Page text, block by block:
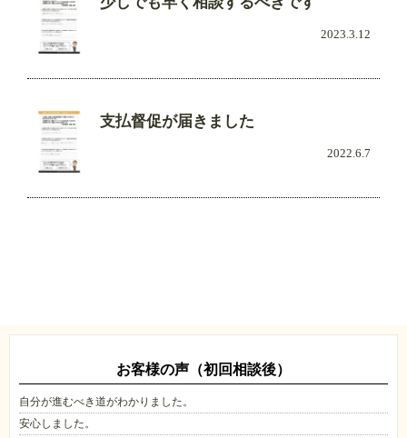
2023.3.12
支払督促が届きました
2022.6.7
お客様の声（初回相談後）
自分が進むべき道がわかりました。
安心しました。